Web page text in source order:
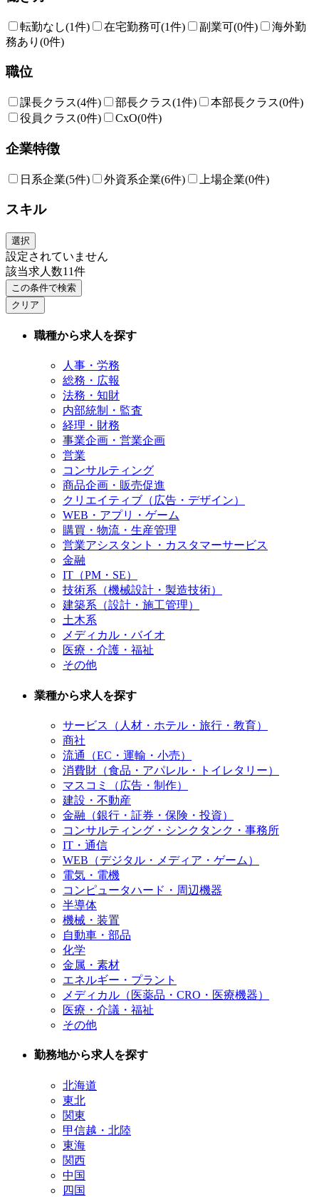
転勤なし(1件) 在宅勤務可(1件) 副業可(0件)
海外勤
務あり (0件)
職位
課長クラス(4件) 部長クラス(1件) 本部長クラス(0件)
役員クラス(0件) CxO(0件)
企業特徴
日系企業(5件) 外資系企業(6件) 上場企業(0件)
スキル
選択
設定されていません
該当求人数11件
この条件で検索
クリア
職種から求人を探す
人事・労務
総務・広報
法務・知財
内部統制・監査
経理・財務
事業企画・営業企画
営業
コンサルティング
商品企画・販売促進
クリエイティブ（広告・デザイン）
WEB・アプリ・ゲーム
購買・物流・生産管理
営業アシスタント・カスタマーサービス
金融
IT（PM・SE）
技術系（機械設計・製造技術）
建築系（設計・施工管理）
土木系
メディカル・バイオ
医療・介護・福祉
その他
業種から求人を探す
サービス（人材・ホテル・旅行・教育）
商社
流通（EC・運輸・小売）
消費財（食品・アパレル・トイレタリー）
マスコミ（広告・制作）
建設・不動産
金融（銀行・証券・保険・投資）
コンサルティング・シンクタンク・事務所
IT・通信
WEB（デジタル・メディア・ゲーム）
電気・電機
コンピュータハード・周辺機器
半導体
機械・装置
自動車・部品
化学
金属・素材
エネルギー・プラント
メディカル（医薬品・CRO・医療機器）
医療・介議・福祉
その他
勤務地から求人を探す
北海道
東北
関東
甲信越・北陸
東海
関西
中国
四国